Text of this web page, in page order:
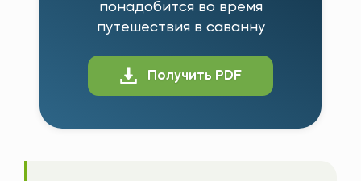
понадобится во время
путешествия в саванну
Получить PDF